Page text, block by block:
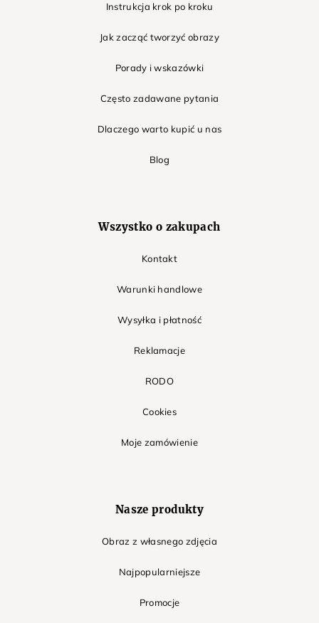
Instrukcja krok po kroku
Jak zacząć tworzyć obrazy
Porady i wskazówki
Często zadawane pytania
Dlaczego warto kupić u nas
Blog
Wszystko o zakupach
Kontakt
Warunki handlowe
Wysyłka i płatność
Reklamacje
RODO
Cookies
Moje zamówienie
Nasze produkty
Obraz z własnego zdjęcia
Najpopularniejsze
Promocje